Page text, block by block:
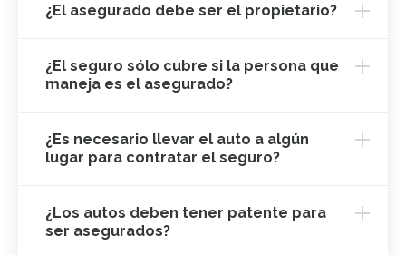
¿El asegurado debe ser el propietario?
¿El seguro sólo cubre si la persona que
maneja es el asegurado?
¿Es necesario llevar el auto a algún
lugar para contratar el seguro?
¿Los autos deben tener patente para
ser asegurados?